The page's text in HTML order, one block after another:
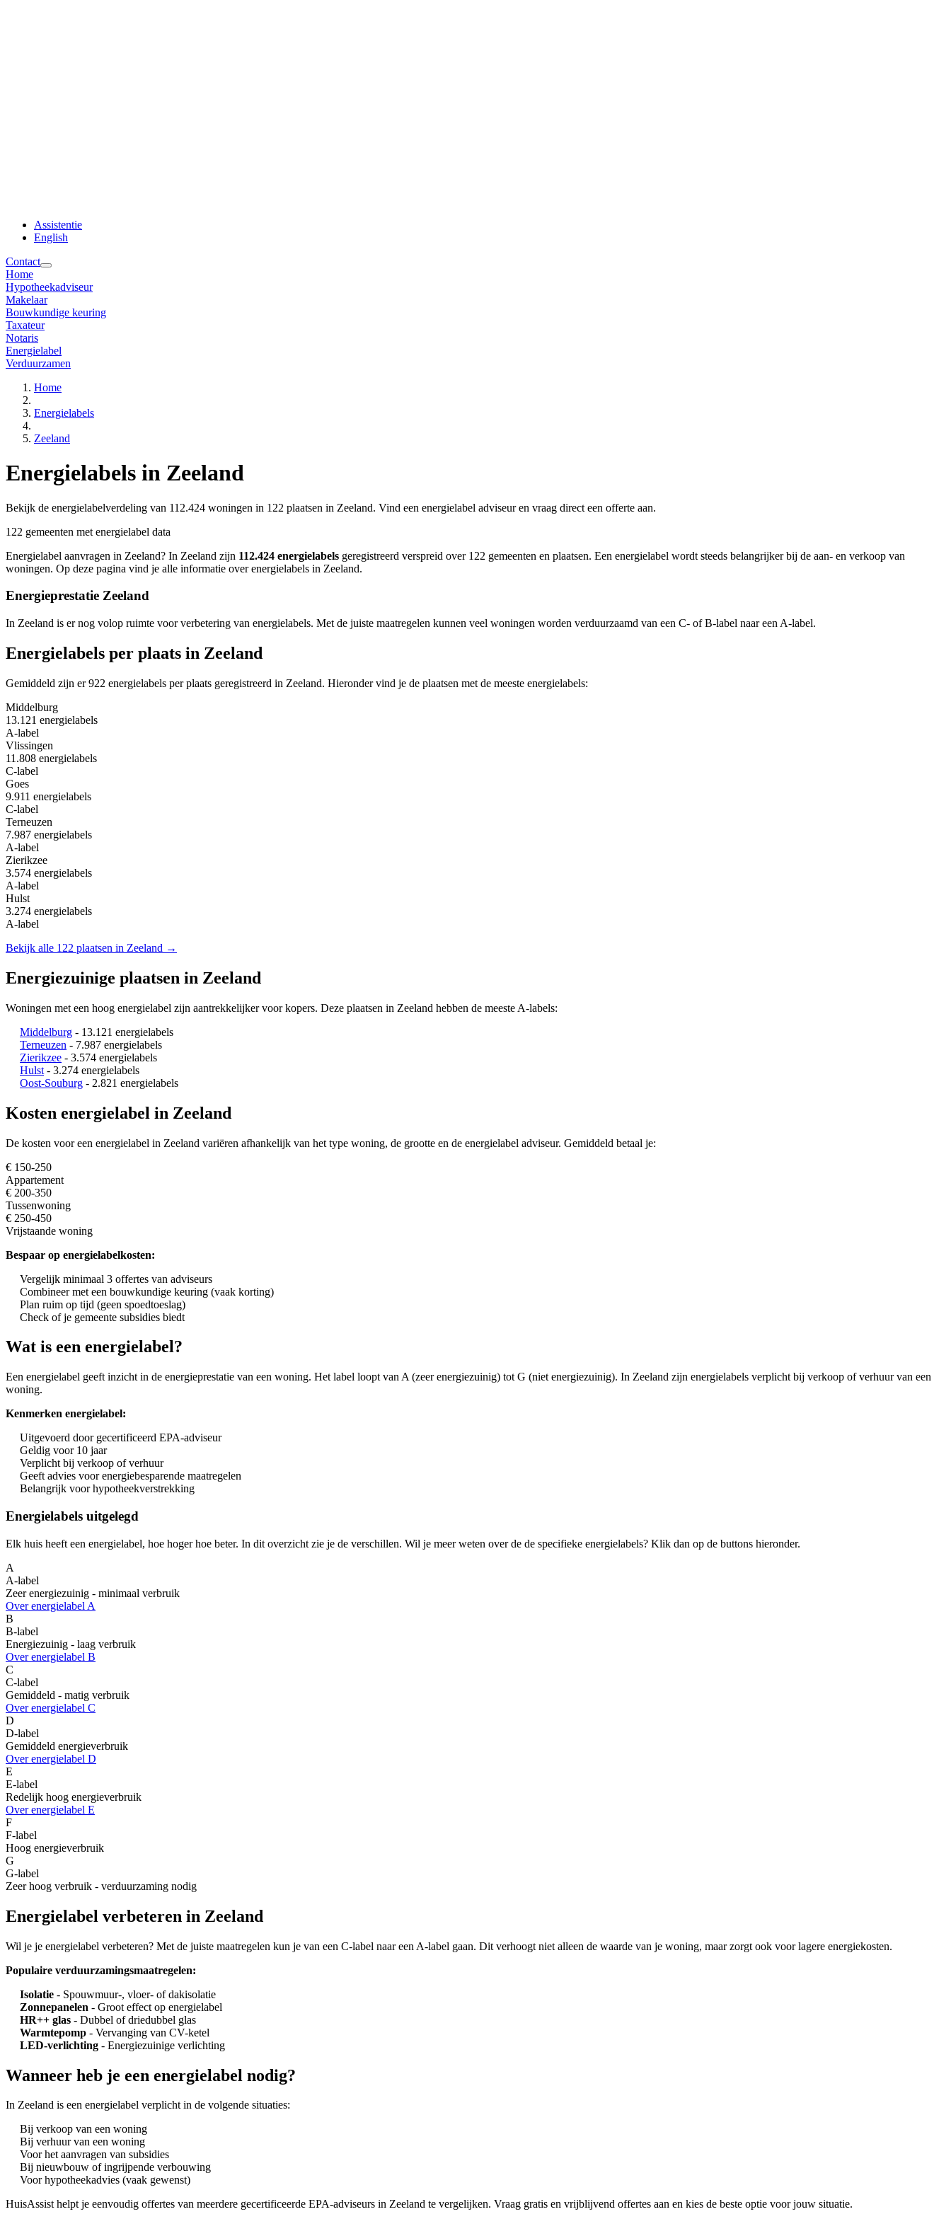
Assistentie
English
Contact
Home
Hypotheekadviseur
Makelaar
Bouwkundige keuring
Taxateur
Notaris
Energielabel
Verduurzamen
Home
Energielabels
Zeeland
Energielabels in Zeeland
Bekijk de energielabelverdeling van 112.424 woningen in 122 plaatsen in Zeeland. Vind een energielabel adviseur en vraag direct een offerte aan.
122 gemeenten met energielabel data
Energielabel aanvragen in Zeeland? In Zeeland zijn 112.424 energielabels geregistreerd verspreid over 122 gemeenten en plaatsen. Een energielabel wordt steeds belangrijker bij de aan- en verkoop van
woningen. Op deze pagina vind je alle informatie over energielabels in Zeeland.
Energieprestatie Zeeland
In Zeeland is er nog volop ruimte voor verbetering van energielabels. Met de juiste maatregelen kunnen veel woningen worden verduurzaamd van een C- of B-label naar een A-label.
Energielabels per plaats in Zeeland
Gemiddeld zijn er 922 energielabels per plaats geregistreerd in Zeeland. Hieronder vind je de plaatsen met de meeste energielabels:
Middelburg
13.121 energielabels
A-label
Vlissingen
11.808 energielabels
C-label
Goes
9.911 energielabels
C-label
Terneuzen
7.987 energielabels
A-label
Zierikzee
3.574 energielabels
A-label
Hulst
3.274 energielabels
A-label
Bekijk alle 122 plaatsen in Zeeland →
Energiezuinige plaatsen in Zeeland
Woningen met een hoog energielabel zijn aantrekkelijker voor kopers. Deze plaatsen in Zeeland hebben de meeste A-labels:
Middelburg - 13.121 energielabels
Terneuzen - 7.987 energielabels
Zierikzee - 3.574 energielabels
Hulst - 3.274 energielabels
Oost-Souburg - 2.821 energielabels
Kosten energielabel in Zeeland
De kosten voor een energielabel in Zeeland variëren afhankelijk van het type woning, de grootte en de energielabel adviseur. Gemiddeld betaal je:
€ 150-250
Appartement
€ 200-350
Tussenwoning
€ 250-450
Vrijstaande woning
Bespaar op energielabelkosten:
Vergelijk minimaal 3 offertes van adviseurs
Combineer met een bouwkundige keuring (vaak korting)
Plan ruim op tijd (geen spoedtoeslag)
Check of je gemeente subsidies biedt
Wat is een energielabel?
Een energielabel geeft inzicht in de energieprestatie van een woning. Het label loopt van A (zeer energiezuinig) tot G (niet energiezuinig). In Zeeland zijn energielabels verplicht bij verkoop of verhuur van een
woning.
Kenmerken energielabel:
Uitgevoerd door gecertificeerd EPA-adviseur
Geldig voor 10 jaar
Verplicht bij verkoop of verhuur
Geeft advies voor energiebesparende maatregelen
Belangrijk voor hypotheekverstrekking
Energielabels uitgelegd
Elk huis heeft een energielabel, hoe hoger hoe beter. In dit overzicht zie je de verschillen. Wil je meer weten over de de specifieke energielabels? Klik dan op de buttons hieronder.
A
A-label
Zeer energiezuinig - minimaal verbruik
Over energielabel A
B
B-label
Energiezuinig - laag verbruik
Over energielabel B
C
C-label
Gemiddeld - matig verbruik
Over energielabel C
D
D-label
Gemiddeld energieverbruik
Over energielabel D
E
E-label
Redelijk hoog energieverbruik
Over energielabel E
F
F-label
Hoog energieverbruik
G
G-label
Zeer hoog verbruik - verduurzaming nodig
Energielabel verbeteren in Zeeland
Wil je je energielabel verbeteren? Met de juiste maatregelen kun je van een C-label naar een A-label gaan. Dit verhoogt niet alleen de waarde van je woning, maar zorgt ook voor lagere energiekosten.
Populaire verduurzamingsmaatregelen:
Isolatie - Spouwmuur-, vloer- of dakisolatie
Zonnepanelen - Groot effect op energielabel
HR++ glas - Dubbel of driedubbel glas
Warmtepomp - Vervanging van CV-ketel
LED-verlichting - Energiezuinige verlichting
Wanneer heb je een energielabel nodig?
In Zeeland is een energielabel verplicht in de volgende situaties:
Bij verkoop van een woning
Bij verhuur van een woning
Voor het aanvragen van subsidies
Bij nieuwbouw of ingrijpende verbouwing
Voor hypotheekadvies (vaak gewenst)
HuisAssist helpt je eenvoudig offertes van meerdere gecertificeerde EPA-adviseurs in Zeeland te vergelijken. Vraag gratis en vrijblijvend offertes aan en kies de beste optie voor jouw situatie.